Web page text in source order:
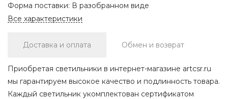
Форма поставки: В разобранном виде
Все характеристики
Доставка и оплата Обмен и возврат
Приобретая светильники в интернет-магазине artcsr.ru
мы гарантируем высокое качество и подлинность товара.
Каждый светильник укомплектован сертификатом